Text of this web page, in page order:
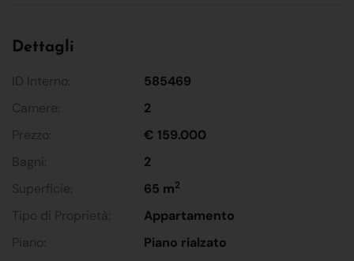
Dettagli
ID Interno:
585469
Camere:
2
Prezzo:
€ 159.000
Bagni:
2
Superficie:
65 m2
Tipo di Proprietà:
Appartamento
Piano:
Piano rialzato